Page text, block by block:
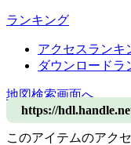
ランキング
アクセスランキ
ダウンロードラ
地図検索画面へ
https://
このアイテムのアク